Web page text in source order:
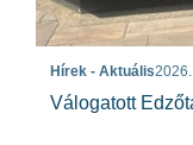
Hírek - Aktuális
Válogatott